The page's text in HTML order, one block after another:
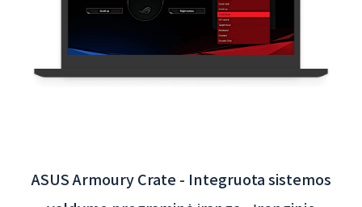
Taoyuan tarptautinio oro uosto interaktyvi
programėlė - užpakalinės sistemos
integracija